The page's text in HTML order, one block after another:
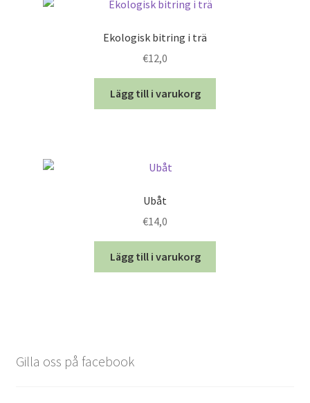
Ekologisk bitring i trä
€12,0
Lägg till i varukorg
Ubåt
€14,0
Lägg till i varukorg
Gilla oss på facebook